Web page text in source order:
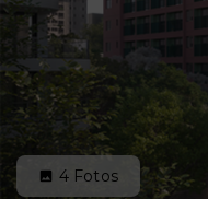
4 Fotos